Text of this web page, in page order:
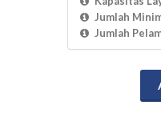
Jumlah
Jumlah